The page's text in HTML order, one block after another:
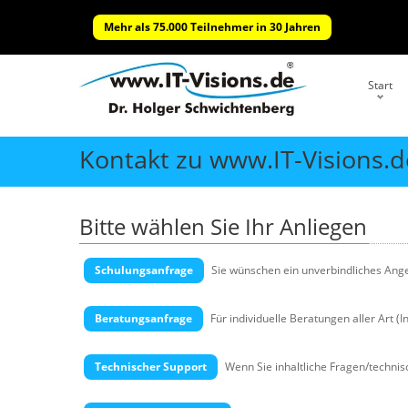
Mehr als 75.000 Teilnehmer in 30 Jahren
Start
Kontakt zu www.IT-
Bitte wählen Sie Ihr Anliegen
Schulungsanfrage Sie wünschen ein unverbindliches
Beratungsanfrage Für individuelle Beratungen aller Art
Technischer Support Wenn Sie inhaltliche Fragen/